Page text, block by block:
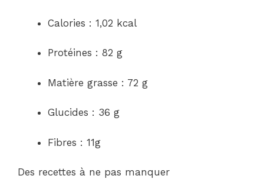
Calories : 1,02 kcal
Protéines : 82 g
Matière grasse : 72 g
Glucides : 36 g
Fibres : 11g
Des recettes à ne pas manquer